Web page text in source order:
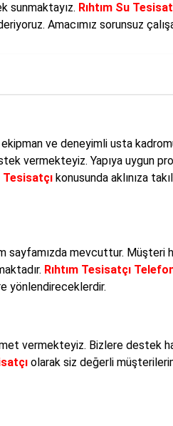
sunmaktayız. Rıhtım Su
Amacımız sorunsuz
ve deneyimli usta
vermekteyiz. Yapıya uygun
Tesisatçıkonusunda aklınıza
sayfamızda mevcuttur. Müşteri
Rıhtım Tesisatçı
yönlendireceklerdir.
vermekteyiz. Bizlere destek
olarak siz değerli